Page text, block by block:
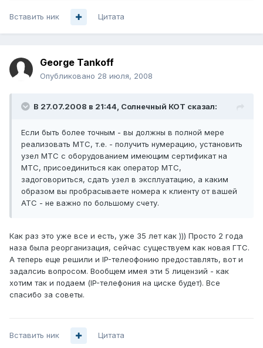
Вставить ник Цитата
George Tankoff
Опубликовано 28 июля, 2008
В 27.07.2008 в 21:44, Солнечный КОТ сказал:
Если быть более точным - вы должны в полной мере
реализовать МТС, т.е. - получить нумерацию, установить
узел МТС с оборудованием имеющим сертификат на
МТС, присоединиться как оператор МТС,
задоговориться, сдать узел в эксплуатацию, а каким
образом вы пробрасываете номера к клиенту от вашей
АТС - не важно по большому счету.
Как раз это уже все и есть, уже 35 лет как ))) Просто 2 года
наза была реорганизация, сейчас существуем как новая ГТС.
А теперь еще решили и IP-телеофонию предоставлять, вот и
задалсиь вопросом. Вообщем имея эти 5 лицензий - как
хотим так и подаем (IP-телефония на циске будет). Все
спасибо за советы.
Вставить ник Цитата